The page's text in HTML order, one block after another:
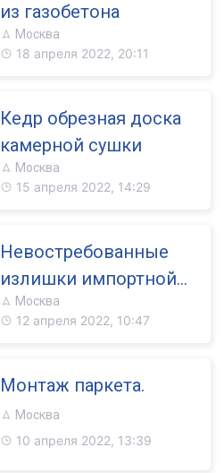
из газобетона
Москва
18 апреля 2022, 20:11
Кедр обрезная доска
камерной сушки
Москва
15 апреля 2022, 14:29
Невостребованные
излишки импортной
трубопроводной
запорной арматуры
Москва
12 апреля 2022, 10:47
Монтаж паркета.
Москва
10 апреля 2022, 13:39